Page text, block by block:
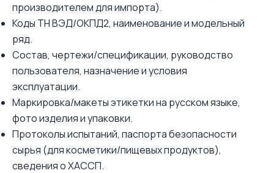
производителем для импорта).
Коды ТН ВЭД/ОКПД2, наименование и модельный
ряд.
Состав, чертежи/спецификации, руководство
пользователя, назначение и условия
эксплуатации.
Маркировка/макеты этикетки на русском языке,
фото изделия и упаковки.
Протоколы испытаний, паспорта безопасности
сырья (для косметики/пищевых продуктов),
сведения о ХАССП.